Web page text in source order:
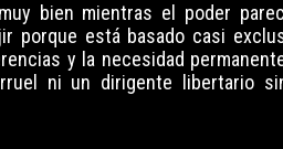
bien mientras el poder
porque está basado casi
y la necesidad
ni un dirigente libertario